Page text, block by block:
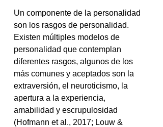
Un componente de la personalidad
son los rasgos de personalidad.
Existen múltiples modelos de
personalidad que contemplan
diferentes rasgos, algunos de los
más comunes y aceptados son la
extraversión, el neuroticismo, la
apertura a la experiencia,
amabilidad y escrupulosidad
(Hofmann et al., 2017; Louw &